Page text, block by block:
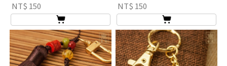
NT$ 150
NT$ 150